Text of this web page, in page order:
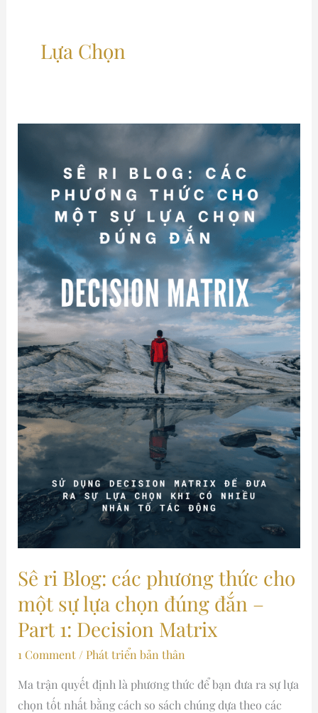
Lựa Chọn
Sê ri Blog: các phương thức cho
một sự lựa chọn đúng đắn –
Part 1: Decision Matrix
1 Comment / Phát triển bản thân
Ma trận quyết định là phương thức để bạn đưa ra sự lựa
chọn tốt nhất bằng cách so sách chúng dựa theo các
các
phương
thức
cho
một
sự
lựa
chọn
đúng
đắn
–
Part
1:
Decision